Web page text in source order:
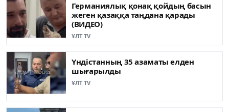
Германиялық қонақ қойдың басын
жеген қазаққа таңдана қарады
(ВИДЕО)
ҰЛТ TV
Үндістанның 35 азаматы елден
шығарылды
ҰЛТ TV